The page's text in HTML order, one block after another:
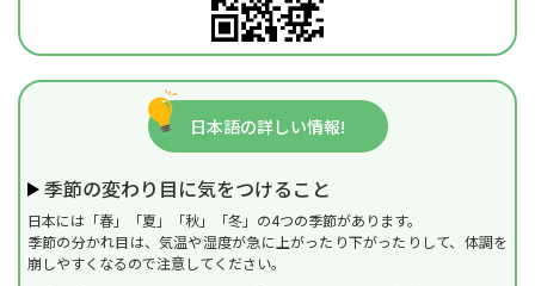
日本語の詳しい情報!
季節の変わり目に気をつけること
日本には「春」「夏」「秋」「冬」の4つの季節があります。
季節の分かれ目は、気温や湿度が急に上がったり下がったりして、体調を
崩しやすくなるので注意してください。